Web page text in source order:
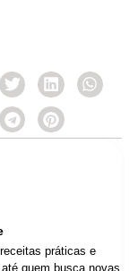
práticas e
quem busca novas